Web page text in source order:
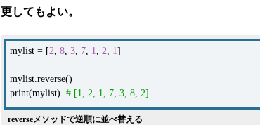
更してもよい。
mylist = [2, 8, 3, 7, 1, 2, 1]
mylist.reverse()
print(mylist) # [1, 2, 1, 7, 3, 8, 2]
reverseメソッドで逆順に並べ替える